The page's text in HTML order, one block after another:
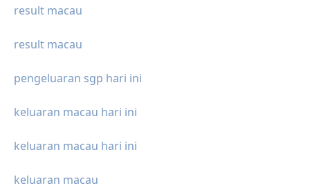
result macau
result macau
pengeluaran sgp hari ini
keluaran macau hari ini
keluaran macau hari ini
keluaran macau